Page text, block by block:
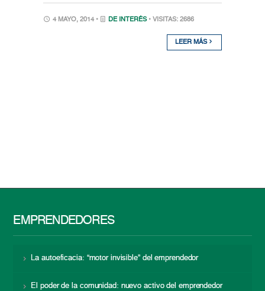
4 MAYO, 2014 • DE INTERÉS • VISITAS: 2686
LEER MÁS
EMPRENDEDORES
La autoeficacia: “motor invisible” del emprendedor
El poder de la comunidad: nuevo activo del emprendedor